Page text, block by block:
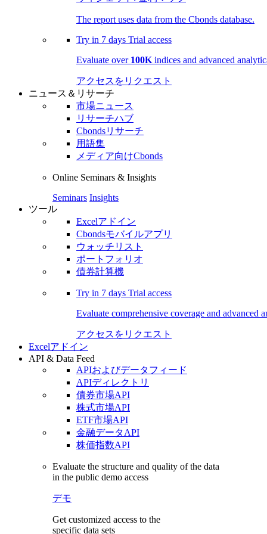
The report uses data from the Cbonds database.
Try in 7 days Trial access
Evaluate over 100K indices and advanced
アクセスをリクエスト
ニュース＆リサーチ
市場ニュース
リサーチハブ
Cbondsリサーチ
用語集
メディア向けCbonds
Online Seminars & Insights
Seminars Insights
ツール
Excelアドイン
Cbondsモバイルアプリ
ウォッチリスト
ポートフォリオ
債券計算機
Try in 7 days Trial access
Evaluate comprehensive coverage and advanced
アクセスをリクエスト
Excelアドイン
API & Data Feed
APIおよびデータフィード
APIディレクトリ
債券市場API
株式市場API
ETF市場API
金融データAPI
株価指数API
Evaluate the structure and quality of the data
in the public demo access
デモ
Get customized access to the
specific data sets